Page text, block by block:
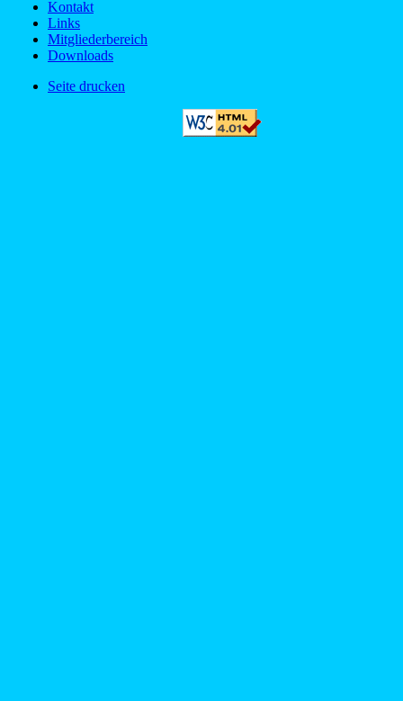
Kontakt
Links
Mitgliederbereich
Downloads
Seite drucken